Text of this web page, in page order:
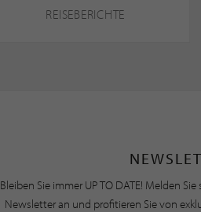
REISEBERICHTE
Bleiben Sie immer UP TO DATE! Melden
Newsletter an und profitieren Sie von